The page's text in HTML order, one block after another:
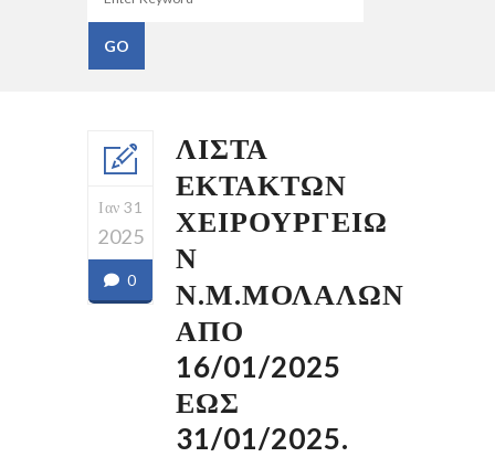
Ιαν 31
2025
0
ΛΙΣΤΑ
ΕΚΤΑΚΤΩΝ
ΧΕΙΡΟΥΡΓΕΙΩ
Ν
Ν.Μ.ΜΟΛΑΛΩΝ
ΑΠΟ
16/01/2025
ΕΩΣ
31/01/2025.